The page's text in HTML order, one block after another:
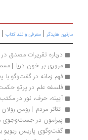
هایدگر| معرفی و نقد کتاب|دین و
درباره تقریرات مصدق در زندان |
مروری بر خون دریا | مسعود
فهم زمانه در گفت‌وگو با یعقوب
فلسفه علم در پرتو حکمت خالده در 160
آیینه، حرف، نور در مکتب
تئاتر مردم | رومن رولان
پیرامون در جست‌وجوی معنای
گفت‌وگوی پاریس ریویو با